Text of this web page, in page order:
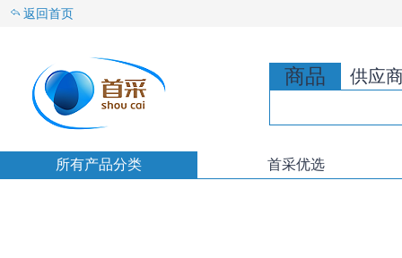
返回首页
商品 供应
所有产品分类 首采优选